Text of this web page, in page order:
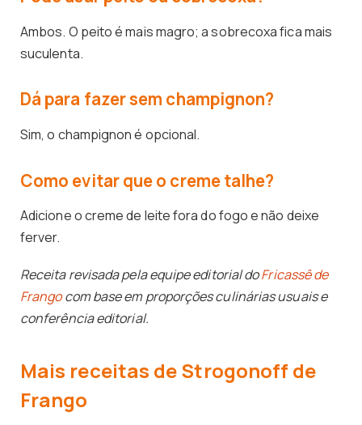
Ambos. O peito é mais magro; a sobrecoxa fica mais
suculenta.
Dá para fazer sem champignon?
Sim, o champignon é opcional.
Como evitar que o creme talhe?
Adicione o creme de leite fora do fogo e não deixe
ferver.
Receita revisada pela equipe editorial doFricassê de
Frangocom base em proporções culinárias usuais e
conferência editorial.
Mais receitas de Strogonoff de
Frango